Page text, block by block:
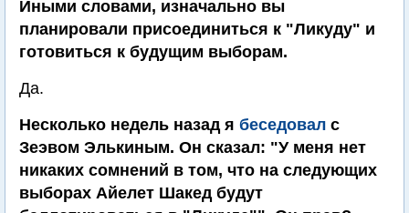
Иными словами, изначально вы
планировали присоединиться к "Ликуду" и
готовиться к будущим выборам.
Да.
Несколько недель назад я беседовал с
Зеэвом Элькиным. Он сказал: "У меня нет
никаких сомнений в том, что на следующих
выборах Айелет Шакед будут